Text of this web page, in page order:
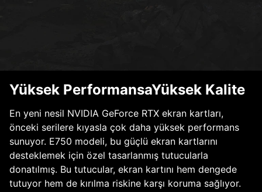
Yüksek PerformansaYüksek Kalite
En yeni nesil NVIDIA GeForce RTX ekran kartları,
önceki serilere kıyasla çok daha yüksek performans
sunuyor. E750 modeli, bu güçlü ekran kartlarını
desteklemek için özel tasarlanmış tutucularla
donatılmış. Bu tutucular, ekran kartını hem dengede
tutuyor hem de kırılma riskine karşı koruma sağlıyor.